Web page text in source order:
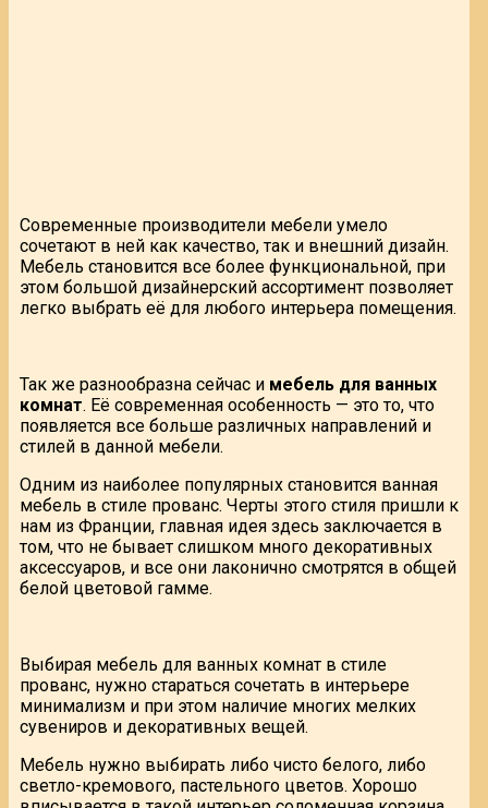
Современные производители мебели умело
сочетают в ней как качество, так и внешний дизайн.
Мебель становится все более функциональной, при
этом большой дизайнерский ассортимент позволяет
легко выбрать её для любого интерьера помещения.
Так же разнообразна сейчас и мебель для ванных
комнат. Её современная особенность — это то, что
появляется все больше различных направлений и
стилей в данной мебели.
Одним из наиболее популярных становится ванная
мебель в стиле прованс. Черты этого стиля пришли к
нам из Франции, главная идея здесь заключается в
том, что не бывает слишком много декоративных
аксессуаров, и все они лаконично смотрятся в общей
белой цветовой гамме.
Выбирая мебель для ванных комнат в стиле
прованс, нужно стараться сочетать в интерьере
минимализм и при этом наличие многих мелких
сувениров и декоративных вещей.
Мебель нужно выбирать либо чисто белого, либо
светло-кремового, пастельного цветов. Хорошо